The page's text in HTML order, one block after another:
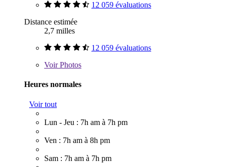
12 059 évaluations
Distance estimée
2,7 milles
12 059 évaluations
VoirPhotos
Heures normales
Voir tout
Lun - Jeu : 7h am à 7h pm
Ven : 7h am à 8h pm
Sam : 7h am à 7h pm